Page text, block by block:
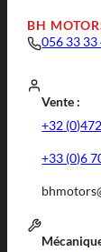
BH
056 33 33
Vente :
+32
+33 (0)6